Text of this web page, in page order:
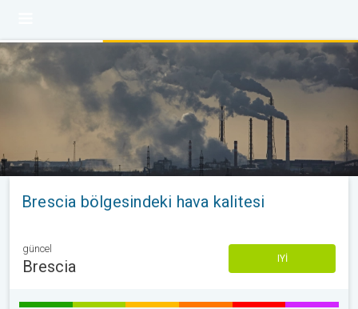
Brescia bölgesindeki hava kalitesi
güncel
Brescia IYI